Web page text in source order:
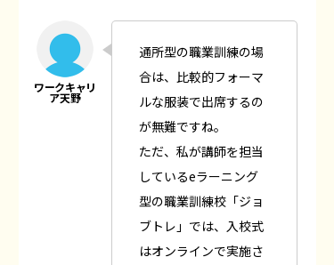
通所型の職業訓練の場
合は、比較的フォーマ
ルな服装で出席するの
が無難ですね。
ただ、私が講師を担当
しているeラーニング
型の職業訓練校「ジョ
ブトレ」では、入校式
はオンラインで実施さ